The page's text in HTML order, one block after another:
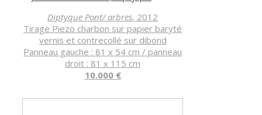
Diptyque Pont/ arbres, 2012
Tirage Piezo charbon sur papier baryté
vernis et contrecollé sur dibond
Panneau gauche : 81 x 54 cm / panneau
droit : 81 x 115 cm
10.000 €